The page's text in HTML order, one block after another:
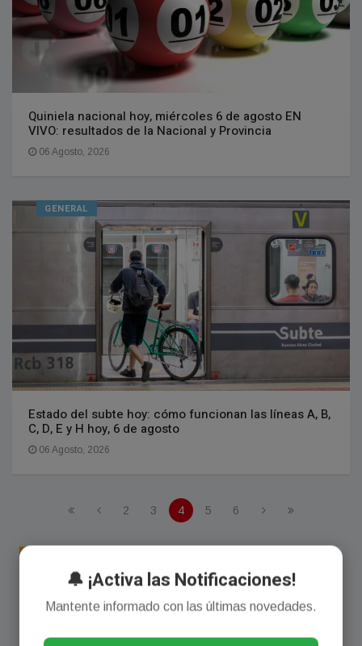
Quiniela nacional hoy, miércoles 6 de agosto EN
VIVO: resultados de la Nacional y Provincia
06 Agosto, 2026
GENERAL
Estado del subte hoy: cómo funcionan las líneas A, B,
C, D, E y H hoy, 6 de agosto
06 Agosto, 2026
2 3 4 5 6
🔔 ¡Activa las Notificaciones!
Mantente informado con las últimas novedades.